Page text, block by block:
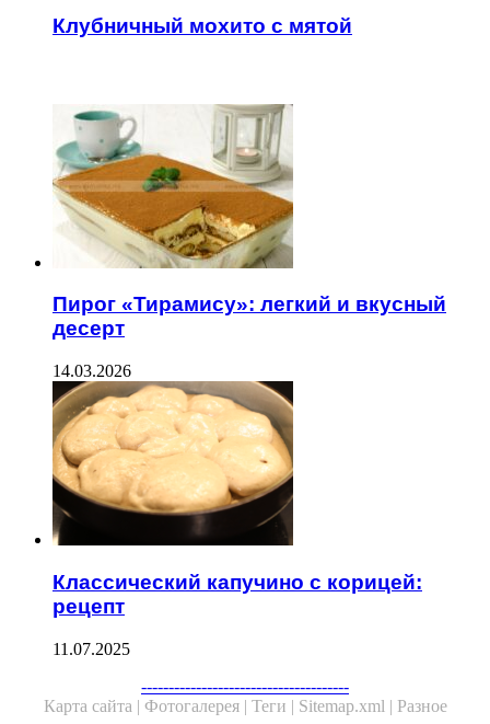
Клубничный мохито с мятой
Пирог «Тирамису»: легкий и вкусный
десерт
14.03.2026
Классический капучино с корицей:
рецепт
11.07.2025
--------------------------------------
Карта сайта | Фотогалерея | Теги | Sitemap.xml | Разное